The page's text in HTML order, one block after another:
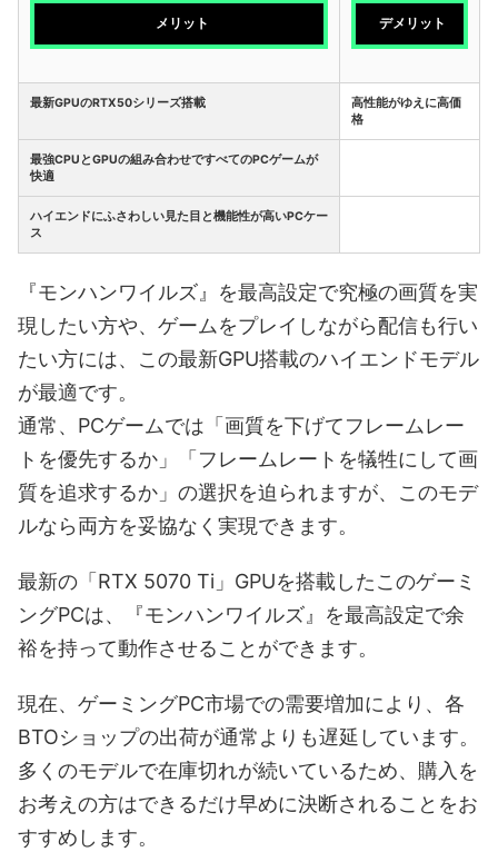
メリット デメリット
最新GPUのRTX50シリーズ搭載
高性能がゆえに高価
格
最強CPUとGPUの組み合わせですべてのPCゲームが
快適
ハイエンドにふさわしい見た目と機能性が高いPCケー
ス
『モンハンワイルズ』を最高設定で究極の画質を実
現したい方や、ゲームをプレイしながら配信も行い
たい方には、この最新GPU搭載のハイエンドモデル
が最適です。
通常、PCゲームでは「画質を下げてフレームレー
トを優先するか」「フレームレートを犠牲にして画
質を追求するか」の選択を迫られますが、このモデ
ルなら両方を妥協なく実現できます。
最新の「RTX 5070 Ti」GPUを搭載したこのゲーミ
ングPCは、『モンハンワイルズ』を最高設定で余
裕を持って動作させることができます。
現在、ゲーミングPC市場での需要増加により、各
BTOショップの出荷が通常よりも遅延しています。
多くのモデルで在庫切れが続いているため、購入を
お考えの方はできるだけ早めに決断されることをお
すすめします。